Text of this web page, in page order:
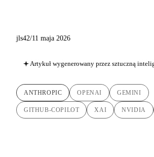
jls42/11 maja 2026
Artykuł wygenerowany przez sztuczną
ANTHROPIC OPENAI GEMINI
GITHUB-COPILOT XAI NVIDIA